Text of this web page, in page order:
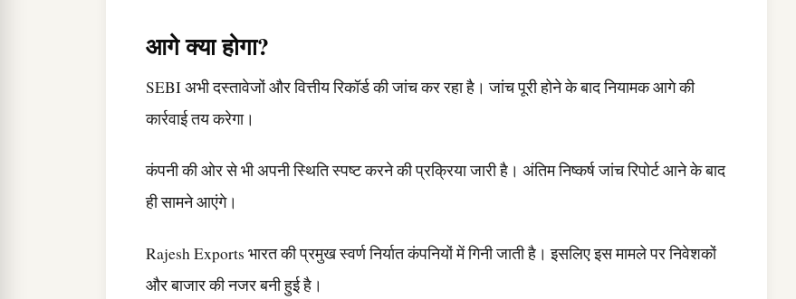
आगे क्या होगा?
SEBI अभी दस्तावेजों और वित्तीय रिकॉर्ड की जांच कर रहा है। जांच पूरी होने के बाद नियामक आगे की
कार्रवाई तय करेगा।
कंपनी की ओर से भी अपनी स्थिति स्पष्ट करने की प्रक्रिया जारी है। अंतिम निष्कर्ष जांच रिपोर्ट आने के बाद
ही सामने आएंगे।
Rajesh Exports भारत की प्रमुख स्वर्ण निर्यात कंपनियों में गिनी जाती है। इसलिए इस मामले पर निवेशकों
और बाजार की नजर बनी हुई है।